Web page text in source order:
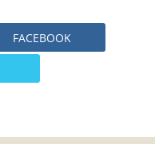
FACEBOOK